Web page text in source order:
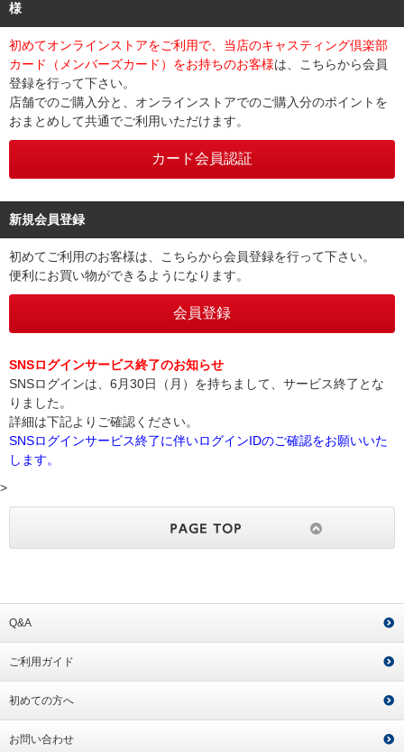
様
初めてオンラインストアをご利用で、当店のキャスティング倶楽部
カード（メンバーズカード）をお持ちのお客様は、こちらから会員
登録を行って下さい。
店舗でのご購入分と、オンラインストアでのご購入分のポイントを
おまとめして共通でご利用いただけます。
新規会員登録
初めてご利用のお客様は、こちらから会員登録を行って下さい。
便利にお買い物ができるようになります。
SNSログインサービス終了のお知らせ
SNSログインは、6月30日（月）を持ちまして、サービス終了とな
りました。
詳細は下記よりご確認ください。
SNSログインサービス終了に伴いログインIDのご確認をお願いいた
します。
>
Q&A
ご利用ガイド
初めての方へ
お問い合わせ